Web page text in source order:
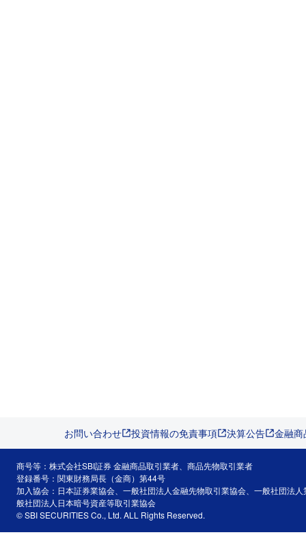
お問い合わせ 投資情報の免責事項 決算公告 金融
商号等：株式会社SBI証券 金融商品取引業者、商品先物取引業者
登録番号：関東財務局長（金商）第44号
加入協会：日本証券業協会、一般社団法人金融先物取引業協会、一般社団法
般社団法人日本暗号資産等取引業協会
© SBI SECURITIES Co., Ltd. ALL Rights Reserved.